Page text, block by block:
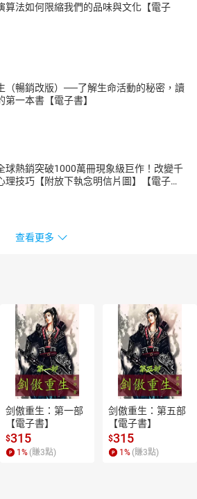
算法如何限縮我們的品味與文化【電子
（暢銷改版）──了解生命活動的秘密，讀
第一本書【電子書】
球熱銷突破1000萬冊現象級巨作！改變千
理技巧【附放下執念明信片圖】【電子
查看更多
剑傲重生：第一部
【電子書】
$315
1 % (賺3點)
剑傲重生：第五部
【電子書】
$315
1 % (賺3點)